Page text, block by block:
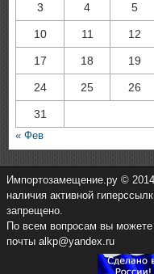
3 4 5
10 11 12
17 18 19
24 25 26
31
« Фев
Импортозамещение.ру ©
наличия активной
запрещено.
По всем вопросам вы
почты alkp@yandex.ru